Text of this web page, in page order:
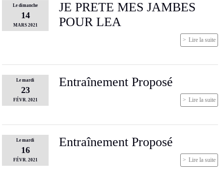
Le dimanche
14
MARS 2021
JE PRETE MES JAMBES
POUR LEA
Lire la suite
Le mardi
23
FÉVR. 2021
Entraînement Proposé
Lire la suite
Le mardi
16
FÉVR. 2021
Entraînement Proposé
Lire la suite